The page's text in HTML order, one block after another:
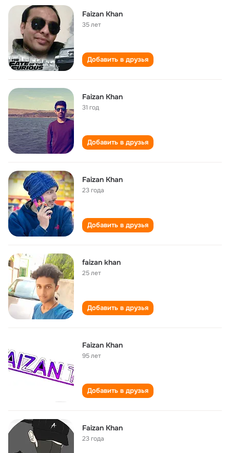
Faizan Khan
35 лет
Добавить в друзья
Faizan Khan
31 год
Добавить в друзья
Faizan Khan
23 года
Добавить в друзья
faizan khan
25 лет
Добавить в друзья
Faizan Khan
95 лет
Добавить в друзья
Faizan Khan
23 года